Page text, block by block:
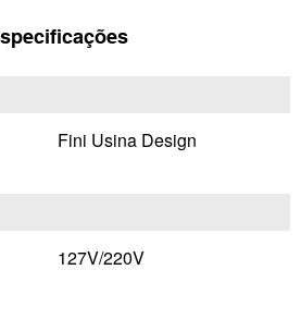
Fini Usina Design
127V/220V